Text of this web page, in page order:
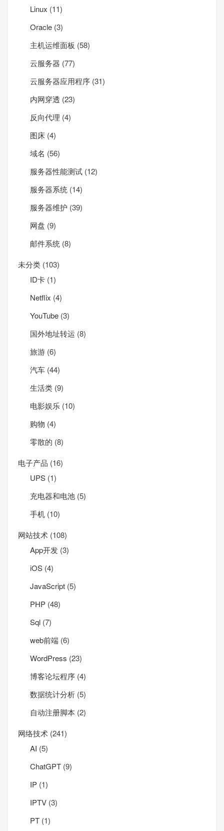
Linux (11)
Oracle (3)
主机运维面板 (58)
云服务器 (77)
云服务器应用程序 (31)
内网穿透 (23)
反向代理 (4)
图床 (4)
域名 (56)
服务器性能测试 (12)
服务器系统 (14)
服务器维护 (39)
网盘 (9)
邮件系统 (8)
未分类 (103)
ID卡 (1)
Net­flix (4)
YouTube (3)
国外地址转运 (8)
旅游 (6)
汽车 (44)
生活类 (9)
电影娱乐 (10)
购物 (4)
零散的 (8)
电子产品 (16)
UPS (1)
充电器和电池 (5)
手机 (10)
网站技术 (108)
App开发 (3)
iOS (4)
JavaScript (5)
PHP (48)
Sql (7)
web前端 (6)
WordPress (23)
博客论坛程序 (4)
数据统计分析 (5)
自动注册脚本 (2)
网络技术 (241)
AI (5)
ChatGPT (9)
IP (1)
IPTV (3)
PT (1)